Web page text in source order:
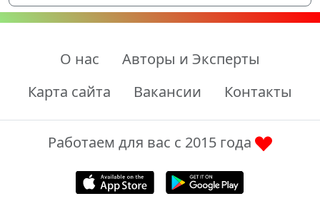
О нас
Авторы и Эксперты
Карта сайта
Вакансии Контакты
Работаем для вас с 2015 года